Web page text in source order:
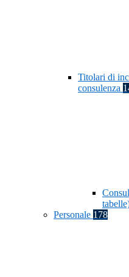
Titolari di
consulenza
Personale 178